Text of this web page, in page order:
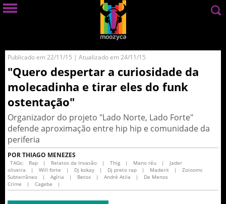
Publicado em 22/11/15 | Atualizado em 24/11/15
"Quero despertar a curiosidade da
molecadinha e tirar eles do funk
ostentação"
Organizador do projeto "Lado Norte, Lado Forte"
defende aproximação entre hip hip e comunidade da
periferia
POR THIAGO MENEZES
TAGs: Rap | Relatos da Invasão | Thig | Mano réu |
Jader
oliveira
| Will forte | Dj kokay | Dj preto rap | Maderit |
Zoioomc
Subterrâneo
| Agíria | Betox | André Atila |
De Menos
Crime
| Cagebe |